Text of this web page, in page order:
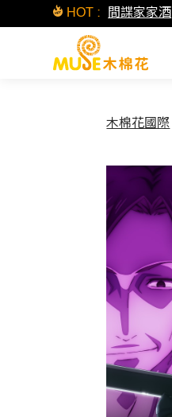
HOT : 間諜家家酒
木棉花國際